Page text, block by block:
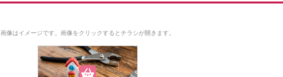
画像はイメージです。 画像をクリックするとチラシが開きます。